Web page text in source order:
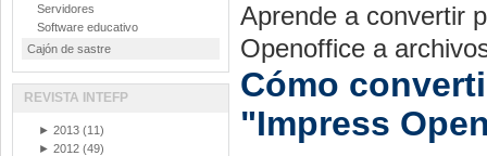
Aprende a convertir
Openoffice a
Cómo
"Impress
Servidores
Software educativo
Cajón de sastre
REVISTA INTEFP
► 2013 (11)
► 2012 (49)